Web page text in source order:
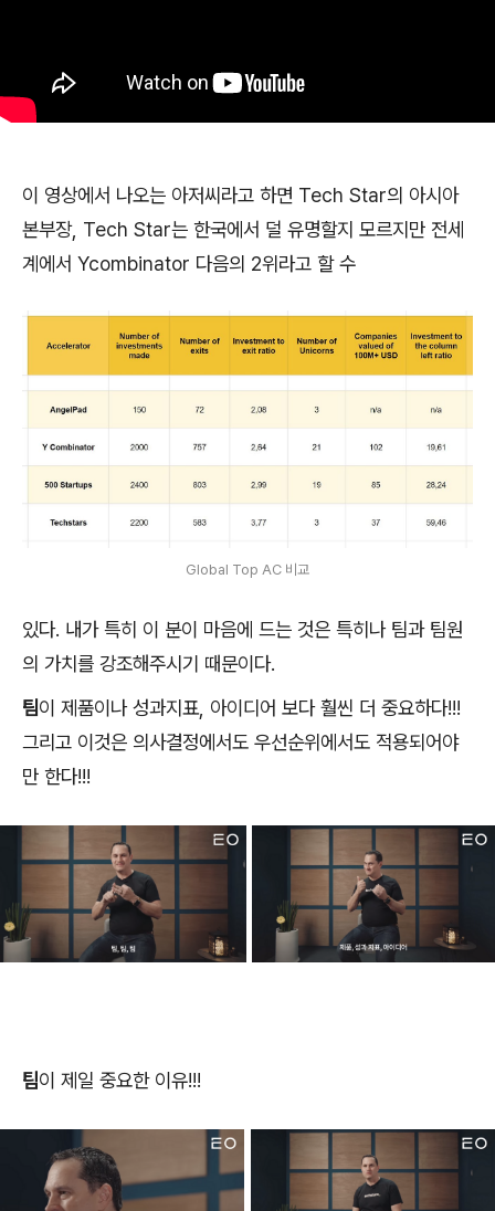
이 영상에서 나오는 아저씨라고 하면 Tech Star의 아시아
본부장, Tech Star는 한국에서 덜 유명할지 모르지만 전세
계에서 Ycombinator 다음의 2위라고 할 수
Global Top AC 비교
있다. 내가 특히 이 분이 마음에 드는 것은 특히나 팀과 팀원
의 가치를 강조해주시기 때문이다.
팀이 제품이나 성과지표, 아이디어 보다 훨씬 더 중요하다!!!
그리고 이것은 의사결정에서도 우선순위에서도 적용되어야
만 한다!!!
팀이 제일 중요한 이유!!!